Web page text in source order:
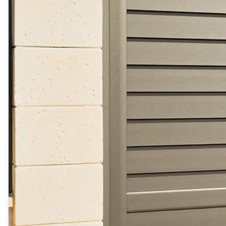
Produits > Habillages extérieur aluminium > Habillage de
Produits > Habillages extérieur aluminium > Habillage de
Produits > Habillages extérieur aluminium > Habillage de
Produits > Habillages extérieur aluminium > Habillage de
Produits > Habillages extérieur aluminium > Treillis
Produits > Produits par collection > Comparer les
Produits > Produits par collection > Collection Archy
Produits > Produits par collection > Collection Cosy
Produits > Produits par collection > Collection Trady
Produits > Produits par collection > Collection Fresk
Produits > Produits par collection > Collection Bois
Produits > Produits par collection > Collection Ceklo
Produits > Coloris et décors > Coloris aluminium
Produits > Coloris et décors > Coloris aluminium ton bois
Produits > Coloris et décors > Essences de bois
Produits > Coloris et décors > Coloris sur-mesure
Produits > Coloris et décors > Décors Fresk
Produits > Options > Poteaux